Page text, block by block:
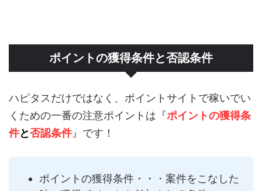
ポイントの獲得条件と否認条件
ハピタスだけではなく、ポイントサイトで稼いでい
くための一番の注意ポイントは『ポイントの獲得条
件と否認条件』です！
ポイントの獲得条件・・・案件をこなした